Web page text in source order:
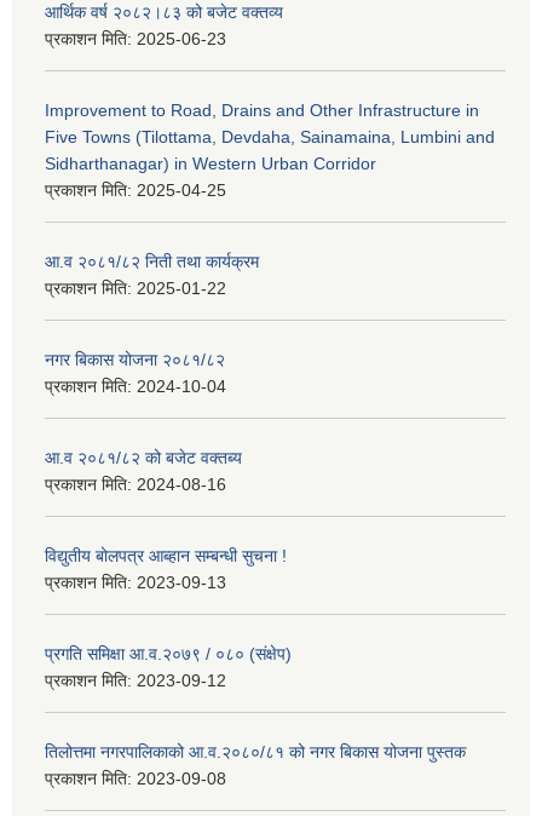
आर्थिक वर्ष २०८२।८३ को बजेट वक्तव्य
प्रकाशन मिति: 2025-06-23
Improvement to Road, Drains and Other Infrastructure in
Five Towns (Tilottama, Devdaha, Sainamaina, Lumbini and
Sidharthanagar) in Western Urban Corridor
प्रकाशन मिति: 2025-04-25
आ.व २०८१/८२ निती तथा कार्यक्रम
प्रकाशन मिति: 2025-01-22
नगर बिकास योजना २०८१/८२
प्रकाशन मिति: 2024-10-04
आ.व २०८१/८२ को बजेट वक्तब्य
प्रकाशन मिति: 2024-08-16
विद्युतीय बोलपत्र आब्हान सम्बन्धी सुचना !
प्रकाशन मिति: 2023-09-13
प्रगति समिक्षा आ.व.२०७९ / ०८० (संक्षेप)
प्रकाशन मिति: 2023-09-12
तिलोत्तमा नगरपालिकाको आ.व.२०८०/८१ को नगर बिकास योजना पुस्तक
प्रकाशन मिति: 2023-09-08